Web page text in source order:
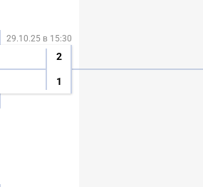
29.10.25 в 15:30
2
1